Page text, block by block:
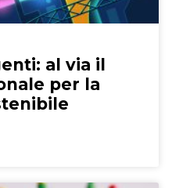
al via il
per la